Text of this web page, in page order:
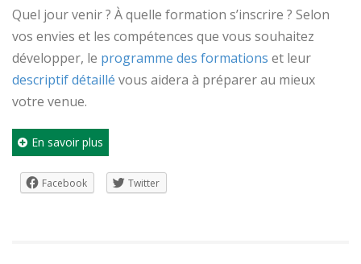
Quel jour venir ? À quelle formation s’inscrire ? Selon
vos envies et les compétences que vous souhaitez
développer, le programme des formations et leur
descriptif détaillé vous aidera à préparer au mieux
votre venue.
En savoir plus
Facebook Twitter